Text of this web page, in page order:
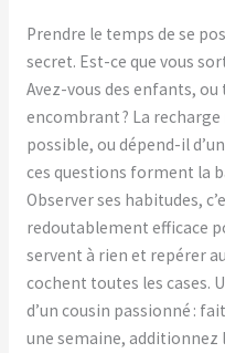
Prendre le temps de se
secret. Est-ce que vous
Avez-vous des enfants,
encombrant ? La
possible, ou dépend-il
ces questions forment la
Observer ses habitudes,
redoutablement efficace
servent à rien et repérer
cochent toutes les cases.
d’un cousin passionné :
une semaine,